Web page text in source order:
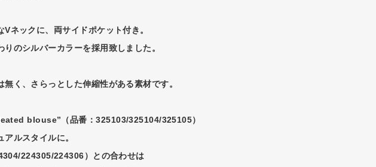
Vネックに、両サイドポケット付き。
りのシルバーカラーを採用致しました。
無く、さらっとした伸縮性がある素材です。
blouse”（品番：325103/325104/325105）
ルスタイルに。
224305/224306）との合わせは